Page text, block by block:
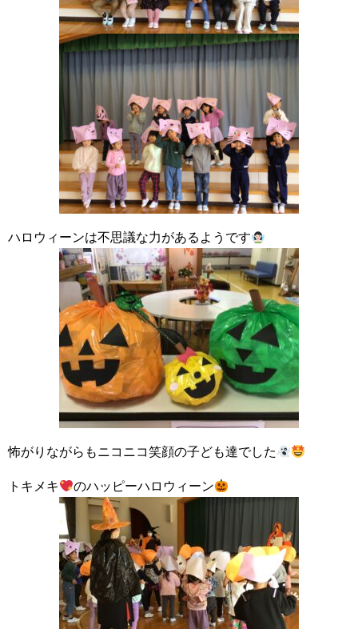
ハロウィーンは不思議な力があるようです
怖がりながらもニコニコ笑顔の子ども達でした
トキメキ のハッピーハロウィーン